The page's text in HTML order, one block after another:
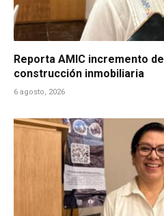
Reporta AMIC incremento
construcción inmobiliaria
6 agosto, 2026